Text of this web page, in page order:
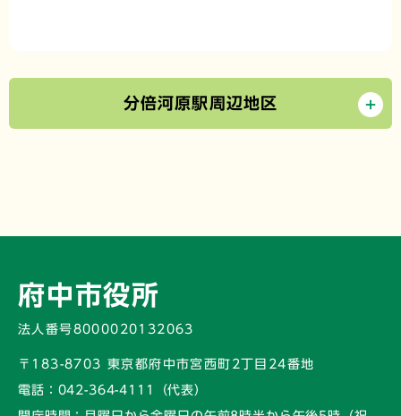
分倍河原駅周辺地区
府中市役所
法人番号8000020132063
〒183-8703 東京都府中市宮西町2丁目24番地
電話： 042-364-4111（代表）